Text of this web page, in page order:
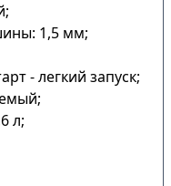
1,5 мм;
- легкий запуск;
л;